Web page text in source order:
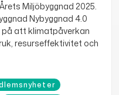
Miljöbyggnad 2025.
Nybyggnad 4.0
att klimatpåverkan
resurseffektivitet och